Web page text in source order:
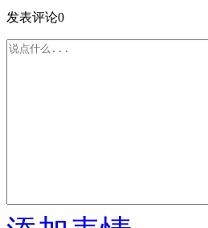
发表评论0